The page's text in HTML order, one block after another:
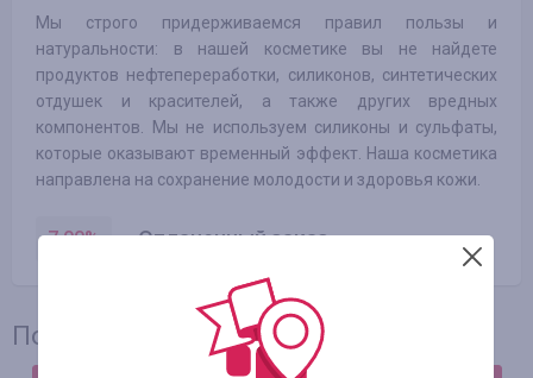
Мы строго придерживаемся правил пользы и
натуральности: в нашей косметике вы не найдете
продуктов нефтепереработки, силиконов, синтетических
отдушек и красителей, а также других вредных
компонентов. Мы не используем силиконы и сульфаты,
которые оказывают временный эффект. Наша косметика
направлена на сохранение молодости и здоровья кожи.
7.00% Оплаченный заказ
Последние отзывы